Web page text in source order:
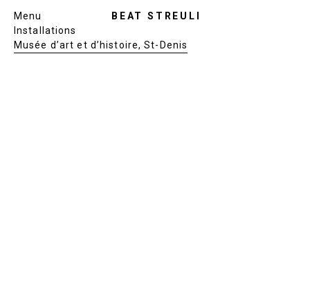
BEAT STREULI
Menu
Installations
Musée d’art et d’histoire, St-Denis